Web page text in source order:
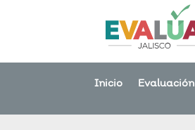
Inicio Evaluación